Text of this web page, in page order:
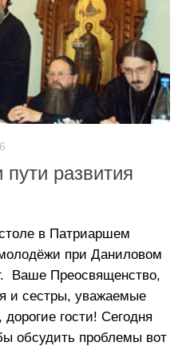
развития
в Патриаршем
при Даниловом
Ваше Преосвященство,
и сестры, уважаемые
дорогие гости! Сегодня
обсудить проблемы вот